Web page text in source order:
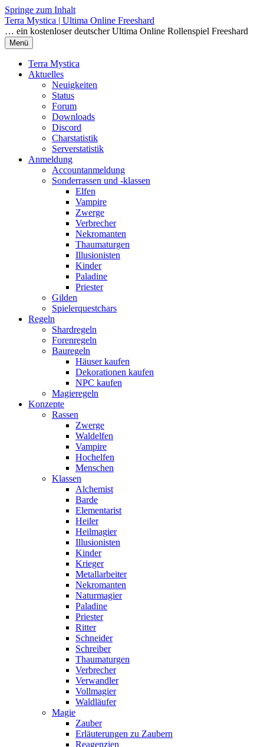
Springe zum Inhalt
Terra Mystica | Ultima Online Freeshard
… ein kostenloser deutscher Ultima Online Rollenspiel Freeshard
Menü
Terra Mystica
Aktuelles
Neuigkeiten
Status
Forum
Downloads
Discord
Charstatistik
Serverstatistik
Anmeldung
Accountanmeldung
Sonderrassen und -klassen
Elfen
Vampire
Zwerge
Verbrecher
Nekromanten
Thaumaturgen
Illusionisten
Kinder
Paladine
Priester
Gilden
Spielerquestchars
Regeln
Shardregeln
Forenregeln
Bauregeln
Häuser kaufen
Dekorationen kaufen
NPC kaufen
Magieregeln
Konzepte
Rassen
Zwerge
Waldelfen
Vampire
Hochelfen
Menschen
Klassen
Alchemist
Barde
Elementarist
Heiler
Heilmagier
Illusionisten
Kinder
Krieger
Metallarbeiter
Nekromanten
Naturmagier
Paladine
Priester
Ritter
Schneider
Schreiber
Thaumaturgen
Verbrecher
Verwandler
Vollmagier
Waldläufer
Magie
Zauber
Erläuterungen zu Zaubern
Reagenzien